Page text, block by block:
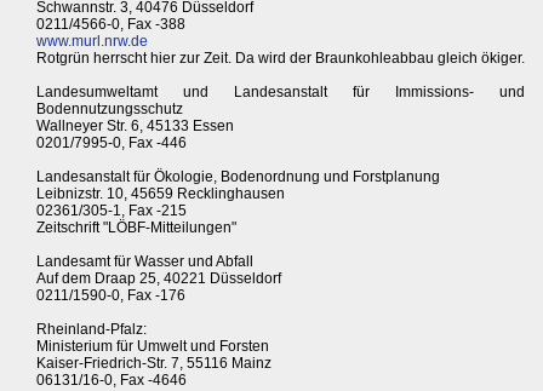
Schwannstr. 3, 40476 Düsseldorf
0211/4566-0, Fax -388
www.murl.nrw.de
Rotgrün herrscht hier zur Zeit. Da wird der Braunkohleabbau gleich ökiger.
Landesumweltamt und Landesanstalt für Immissions- und
Bodennutzungsschutz
Wallneyer Str. 6, 45133 Essen
0201/7995-0, Fax -446
Landesanstalt für Ökologie, Bodenordnung und Forstplanung
Leibnizstr. 10, 45659 Recklinghausen
02361/305-1, Fax -215
Zeitschrift "LÖBF-Mitteilungen"
Landesamt für Wasser und Abfall
Auf dem Draap 25, 40221 Düsseldorf
0211/1590-0, Fax -176
Rheinland-Pfalz:
Ministerium für Umwelt und Forsten
Kaiser-Friedrich-Str. 7, 55116 Mainz
06131/16-0, Fax -4646